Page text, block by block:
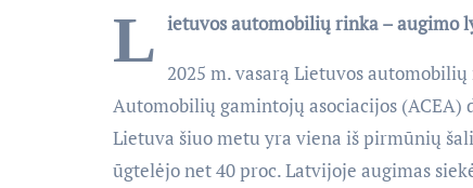
L ietuvos automobilių rinka – augimo
2025 m. vasarą Lietuvos
Automobilių gamintojų asociacijos
Lietuva šiuo metu yra viena iš pirmūnių
ūgtelėjo net 40 proc. Latvijoje augimas